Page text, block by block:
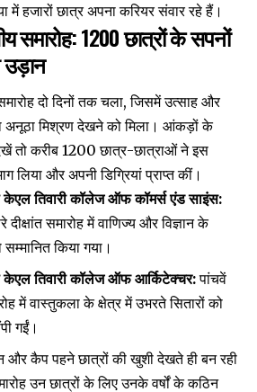
में हजारों छात्र अपना करियर संवार रहे हैं।
समारोह: 1200 छात्रों के सपनों
उड़ान
दो दिनों तक चला, जिसमें उत्साह और
अनूठा मिश्रण देखने को मिला। आंकड़ों के
तो करीब 1200 छात्र-छात्राओं ने इस
लिया और अपनी डिग्रियां प्राप्त कीं।
केएल तिवारी कॉलेज ऑफ कॉमर्स एंड साइंस:
दीक्षांत समारोह में वाणिज्य और विज्ञान के
सम्मानित किया गया।
केएल तिवारी कॉलेज ऑफ आर्किटेक्चर:पांचवें
में वास्तुकला के क्षेत्र में उभरते सितारों को
गईं।
और कैप पहने छात्रों की खुशी देखते ही बन रही
उन छात्रों के लिए उनके वर्षों के कठिन